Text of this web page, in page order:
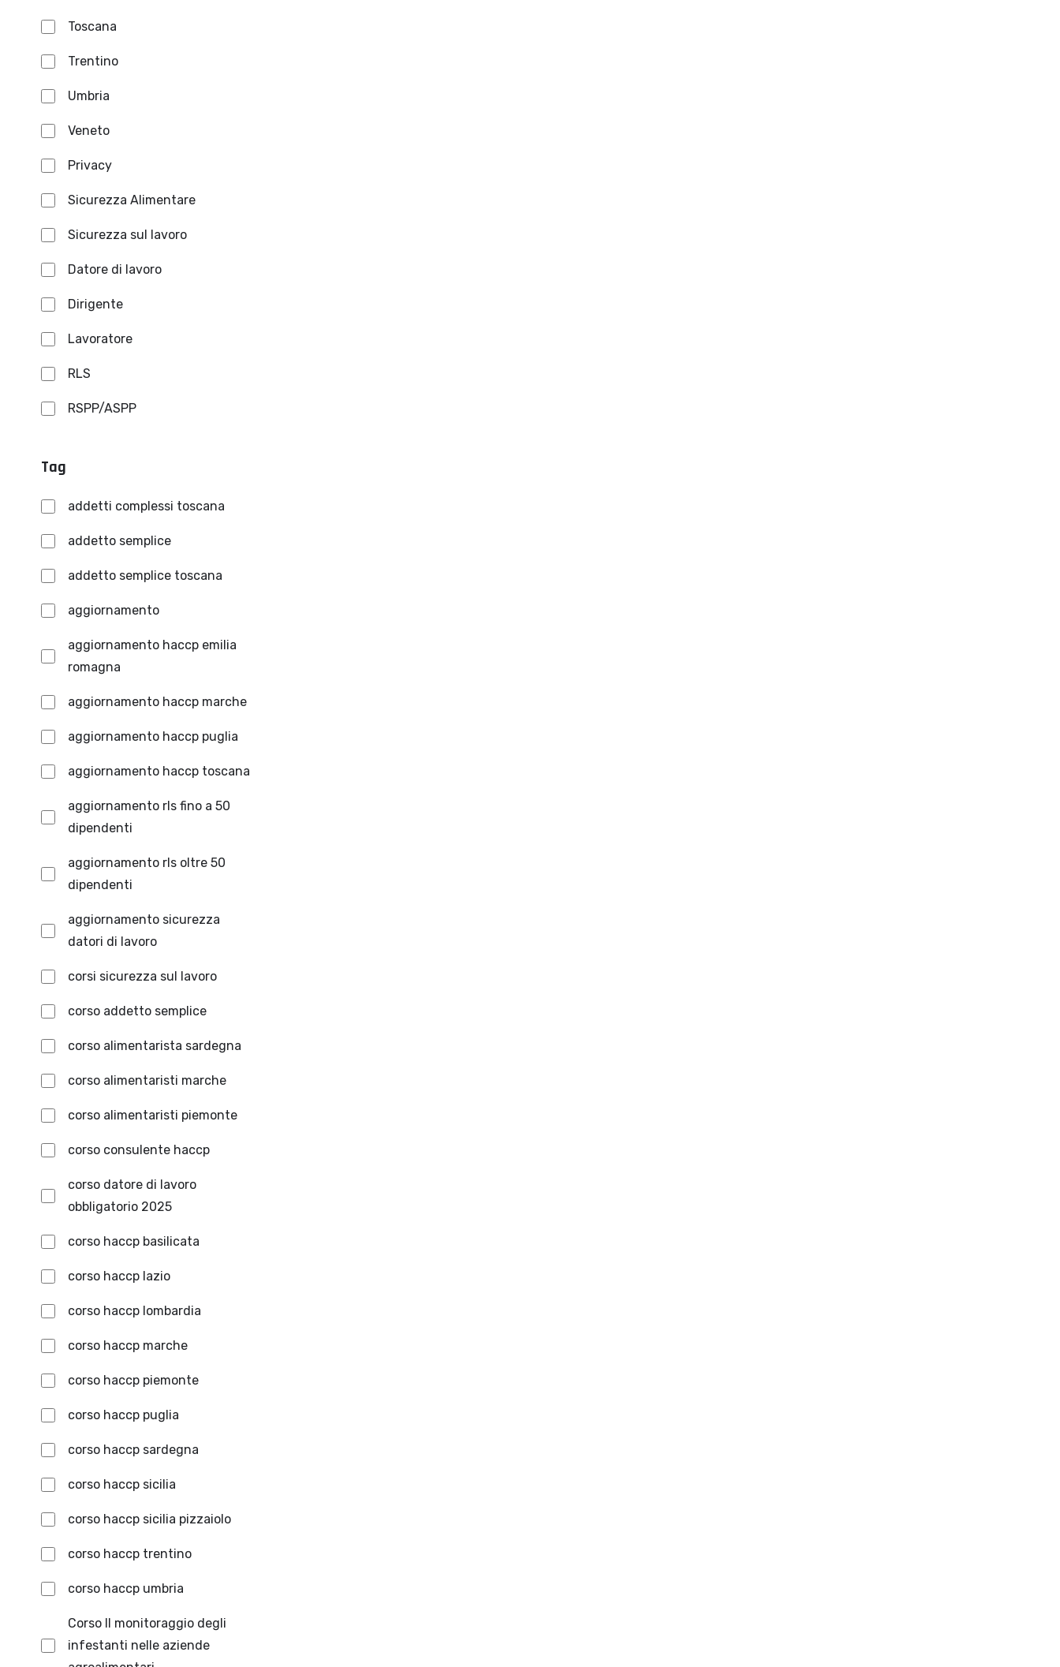
Toscana
Trentino
Umbria
Veneto
Privacy
Sicurezza Alimentare
Sicurezza sul lavoro
Datore di lavoro
Dirigente
Lavoratore
RLS
RSPP/ASPP
Tag
addetti complessi toscana
addetto semplice
addetto semplice toscana
aggiornamento
aggiornamento haccp emilia
romagna
aggiornamento haccp marche
aggiornamento haccp puglia
aggiornamento haccp toscana
aggiornamento rls fino a 50
dipendenti
aggiornamento rls oltre 50
dipendenti
aggiornamento sicurezza
datori di lavoro
corsi sicurezza sul lavoro
corso addetto semplice
corso alimentarista sardegna
corso alimentaristi marche
corso alimentaristi piemonte
corso consulente haccp
corso datore di lavoro
obbligatorio 2025
corso haccp basilicata
corso haccp lazio
corso haccp lombardia
corso haccp marche
corso haccp piemonte
corso haccp puglia
corso haccp sardegna
corso haccp sicilia
corso haccp sicilia pizzaiolo
corso haccp trentino
corso haccp umbria
Corso Il monitoraggio degli
infestanti nelle aziende